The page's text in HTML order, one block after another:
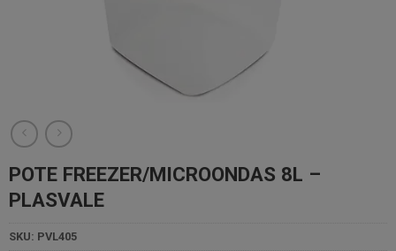
POTE FREEZER/MICROONDAS 8L –
PLASVALE
SKU: PVL405